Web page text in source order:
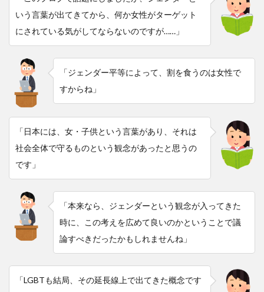
いう言葉が出てきてから、何か女性がターゲット
にされている気がしてならないのですが……」
「ジェンダー平等によって、割を食うのは女性で
すからね」
「日本には、女・子供という言葉があり、それは
社会全体で守るものという観念があったと思うの
です」
「本来なら、ジェンダーという観念が入ってきた
時に、この考えを広めて良いのかということで議
論すべきだったかもしれませんね」
「LGBTも結局、その延長線上で出てきた概念です